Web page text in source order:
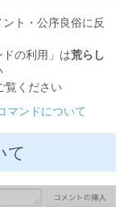
ト・公序良俗に反
ドの利用」は荒らし
覧ください
マンドについて
て